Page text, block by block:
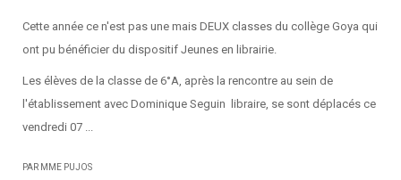
Cette année ce n'est pas une mais DEUX classes du collège Goya qui
ont pu bénéficier du dispositif Jeunes en librairie.
Les élèves de la classe de 6°A, après la rencontre au sein de
l'établissement avec Dominique Seguin libraire, se sont déplacés ce
vendredi 07 ...
PAR MME PUJOS